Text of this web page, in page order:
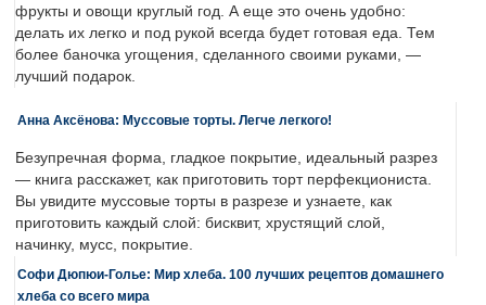
фрукты и овощи круглый год. А еще это очень удобно:
делать их легко и под рукой всегда будет готовая еда. Тем
более баночка угощения, сделанного своими руками, —
лучший подарок.
Анна Аксёнова: Муссовые торты. Легче легкого!
Безупречная форма, гладкое покрытие, идеальный разрез
— книга расскажет, как приготовить торт перфекциониста.
Вы увидите муссовые торты в разрезе и узнаете, как
приготовить каждый слой: бисквит, хрустящий слой,
начинку, мусс, покрытие.
Софи Дюпюи-Голье: Мир хлеба. 100 лучших рецептов домашнего
хлеба со всего мира